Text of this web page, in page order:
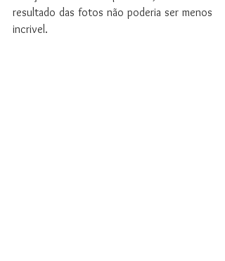
resultado das fotos não poderia ser menos
incrivel.